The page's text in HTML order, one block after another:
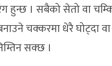
। सबैको सेतो वा
चक्करमा धेरै घोट्दा
सक्छ ।